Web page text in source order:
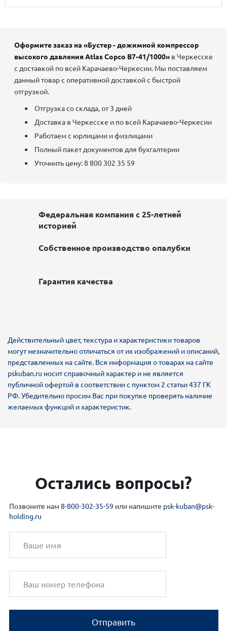
Оформите заказ на «Бустер - дожимной компрессор
высокого давления Atlas Copco B7-41/1000» в Черкесске
с доставкой по всей Карачаево-Черкесии. Мы поставляем
данный товар с оперативной доставкой с быстрой
отгрузкой.
Отгрузка со склада, от 3 дней
Доставка в Черкесске и по всей Карачаево-Черкесии
Работаем с юрлицами и физлицами
Полный пакет документов для бухгалтерии
Уточнить цену: 8 800 302 35 59
Федеральная компания с 25-летней
историей
Собственное производство опалубки
Гарантия качества
Действительный цвет, текстура и характеристики товаров
могут незначительно отличаться от их изображений и описаний,
представленных на сайте. Вся информация о товарах на сайте
pskuban.ru носит справочный характер и не является
публичной офертой в соответствии с пунктом 2 статьи 437 ГК
РФ. Убедительно просим Вас при покупке проверять наличие
желаемых функций и характеристик.
Остались вопросы?
Позвоните нам8-800-302-35-59 или напишите psk-kuban@psk-
holding.ru
Отправить